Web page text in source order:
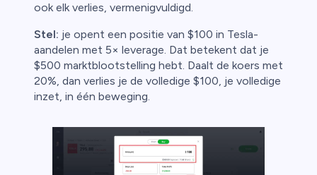
ook elk verlies, vermenigvuldigd.
Stel: je opent een positie van $100 in Tesla-
aandelen met 5× leverage. Dat betekent dat je
$500 marktblootstelling hebt. Daalt de koers met
20%, dan verlies je de volledige $100, je volledige
inzet, in één beweging.